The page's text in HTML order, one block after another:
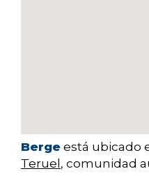
Berge está ubicado
Teruel , comunidad